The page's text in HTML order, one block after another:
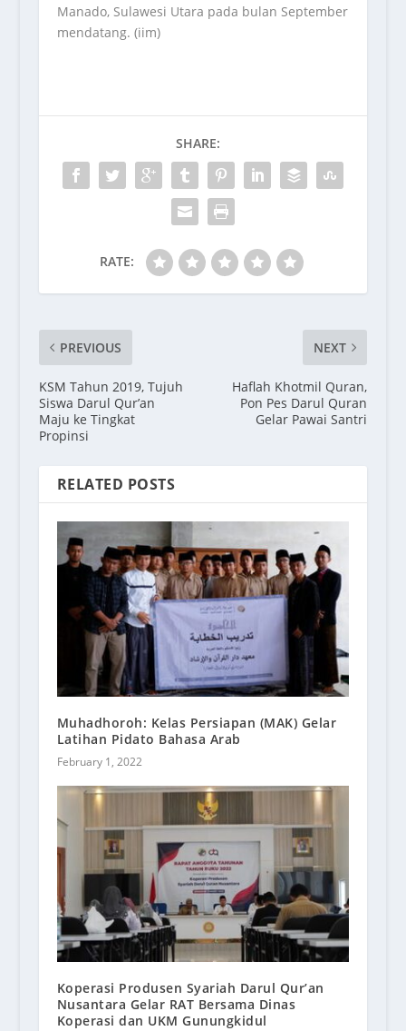
Manado, Sulawesi Utara pada bulan September
mendatang. (iim)
SHARE:
RATE:
PREVIOUS
KSM Tahun 2019, Tujuh
Siswa Darul Qur’an
Maju ke Tingkat
Propinsi
NEXT
Haflah Khotmil Quran,
Pon Pes Darul Quran
Gelar Pawai Santri
RELATED POSTS
Muhadhoroh: Kelas Persiapan (MAK) Gelar
Latihan Pidato Bahasa Arab
February 1, 2022
Koperasi Produsen Syariah Darul Qur’an
Nusantara Gelar RAT Bersama Dinas
Koperasi dan UKM Gunungkidul